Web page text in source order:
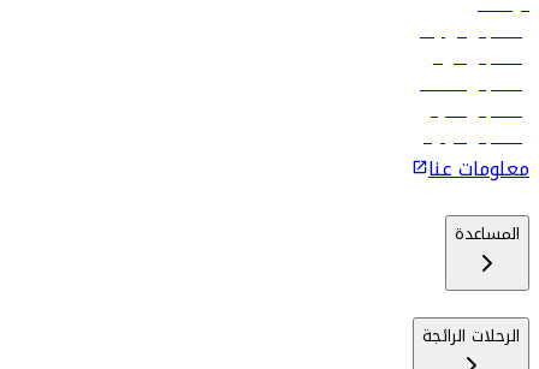
رحلات إلى تبيليسي
رحلات إلى الرياض
رحلات إلى مسقط
رحلات إلى ماليه
رحلات إلى كولومبو
معلومات عنا
المساعدة
الرحلات الرائجة